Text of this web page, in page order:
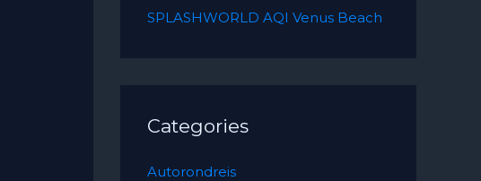
SPLASHWORLD AQI Venus Beach
Categories
Autorondreis